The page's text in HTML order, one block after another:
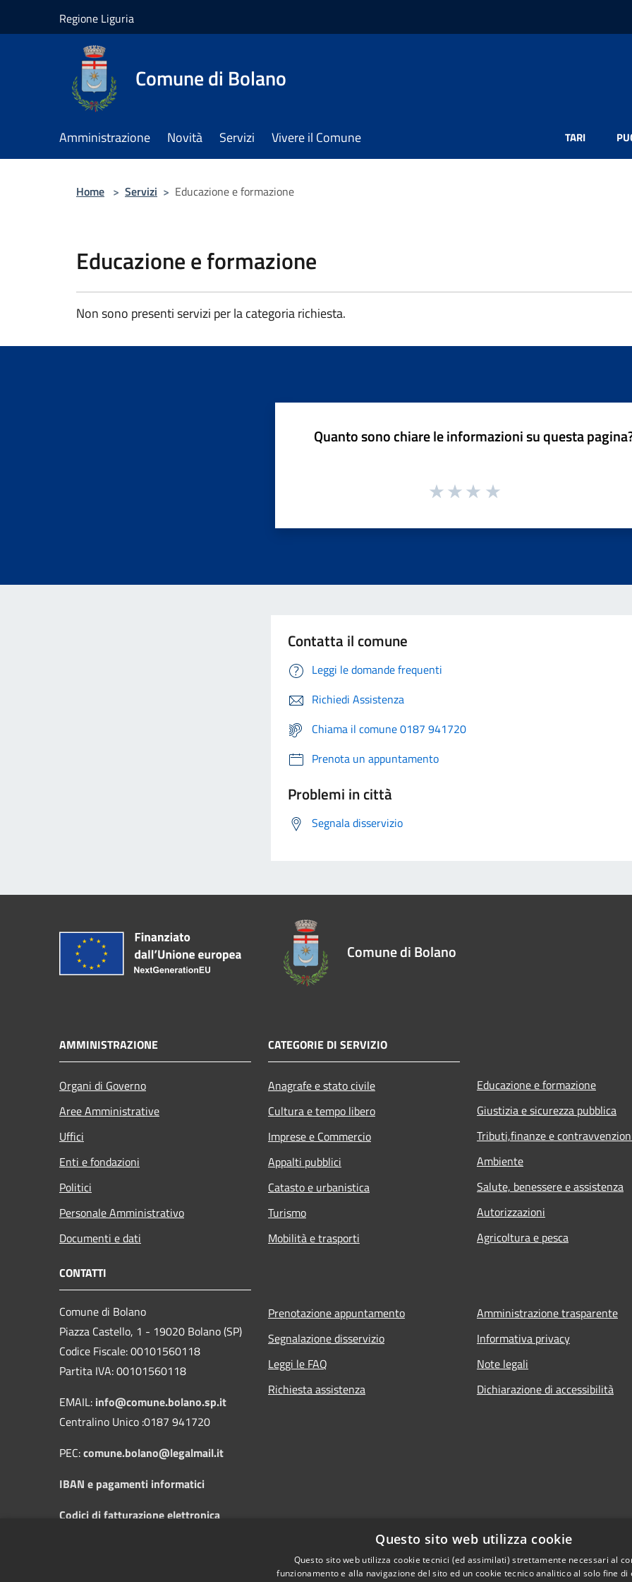
Regione Liguria
Comune di Bolano
Amministrazione Novità Servizi Vivere il Comune TARI
Home > Servizi > Educazione e formazione
Educazione e formazione
Non sono presenti servizi per la categoria richiesta.
Quanto sono chiare le informazioni su questa
Contatta il comune
Leggi le domande frequenti
Richiedi Assistenza
Chiama il comune 0187 941720
Prenota un appuntamento
Problemi in città
Segnala disservizio
Comune di Bolano
AMMINISTRAZIONE
Organi di Governo
Aree Amministrative
Uffici
Enti e fondazioni
Politici
Personale Amministrativo
Documenti e dati
CATEGORIE DI SERVIZIO
Anagrafe e stato civile
Cultura e tempo libero
Imprese e Commercio
Appalti pubblici
Catasto e urbanistica
Turismo
Mobilità e trasporti
Educazione e formazione
Giustizia e sicurezza pubblica
Tributi,finanze e
Ambiente
Salute, benessere e assistenza
Autorizzazioni
Agricoltura e pesca
CONTATTI
Comune di Bolano
Piazza Castello, 1 - 19020 Bolano (SP)
Codice Fiscale: 00101560118
Partita IVA: 00101560118
EMAIL: info@comune.bolano.sp.it
Centralino Unico :0187 941720
PEC:comune.bolano@legalmail.it
IBAN e pagamenti informatici
Codici di fatturazione elettronica
Prenotazione appuntamento
Segnalazione disservizio
Leggi le FAQ
Richiesta assistenza
Amministrazione trasparente
Informativa privacy
Note legali
Dichiarazione di accessibilità
Questo sito web utilizza cookie
Questo sito web utilizza cookie tecnici (ed assimilati) strettamente necessari al
funzionamento e alla navigazione del sito ed un cookie tecnico analitico al solo fine di